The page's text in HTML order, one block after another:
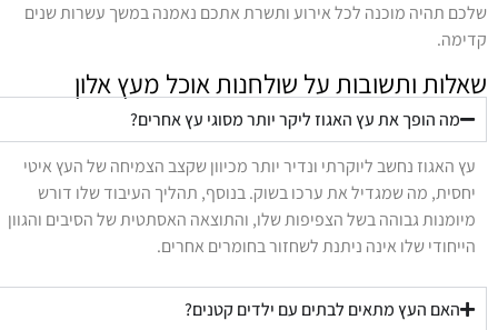
תהיה מוכנה לכל אירוע ותשרת אתכם נאמנה במשך עשרות שנים
ותשובות על שולחנות אוכל מעץ אלון
מה הופך את עץ האגוז ליקר יותר מסוגי עץ אחרים?
עץ האגוז נחשב ליוקרתי ונדיר יותר מכיוון שקצב הצמיחה של העץ איטי
יחסית, מה שמגדיל את ערכו בשוק. בנוסף, תהליך העיבוד שלו דורש
מיומנות גבוהה בשל הצפיפות שלו, והתוצאה האסתטית של הסיבים והגוון
הייחודי שלו אינה ניתנת לשחזור בחומרים אחרים.
האם העץ מתאים לבתים עם ילדים קטנים?